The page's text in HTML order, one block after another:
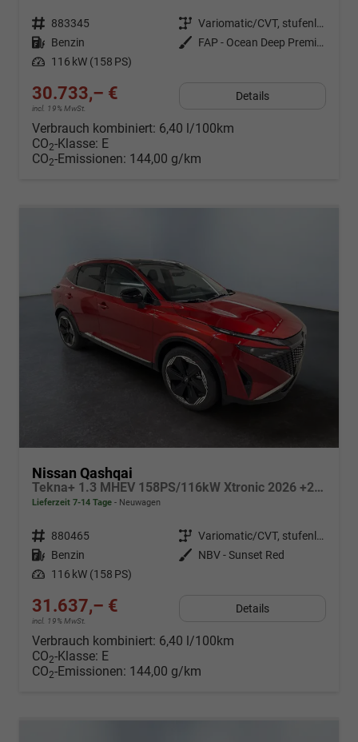
Fahrzeugnr. 883345 Getriebe
Variomatic/CVT, stufenlos
Kraftstoff Benzin Außenfarbe
FAP - Ocean Deep Premium Met.
Leistung 116 kW (158 PS)
30.733,– €
incl. 19% MwSt.
Details
Verbrauch kombiniert: 6,40 l/100km
CO2-Klasse: E
CO2-Emissionen: 144,00 g/km
Nissan Qashqai
Tekna+ 1.3 MHEV 158PS/116kW Xtronic 2026 +20"ALU+PANO+BOSE+HuD
Lieferzeit 7-14 Tage Neuwagen
Fahrzeugnr. 880465 Getriebe
Variomatic/CVT, stufenlos
Kraftstoff Benzin Außenfarbe
NBV - Sunset Red
Leistung 116 kW (158 PS)
31.637,– €
incl. 19% MwSt.
Details
Verbrauch kombiniert: 6,40 l/100km
CO2-Klasse: E
CO2-Emissionen: 144,00 g/km